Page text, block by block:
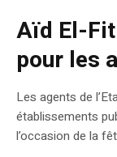
Aïd El-
pour les
Les agents de
établissements
l’occasion de la